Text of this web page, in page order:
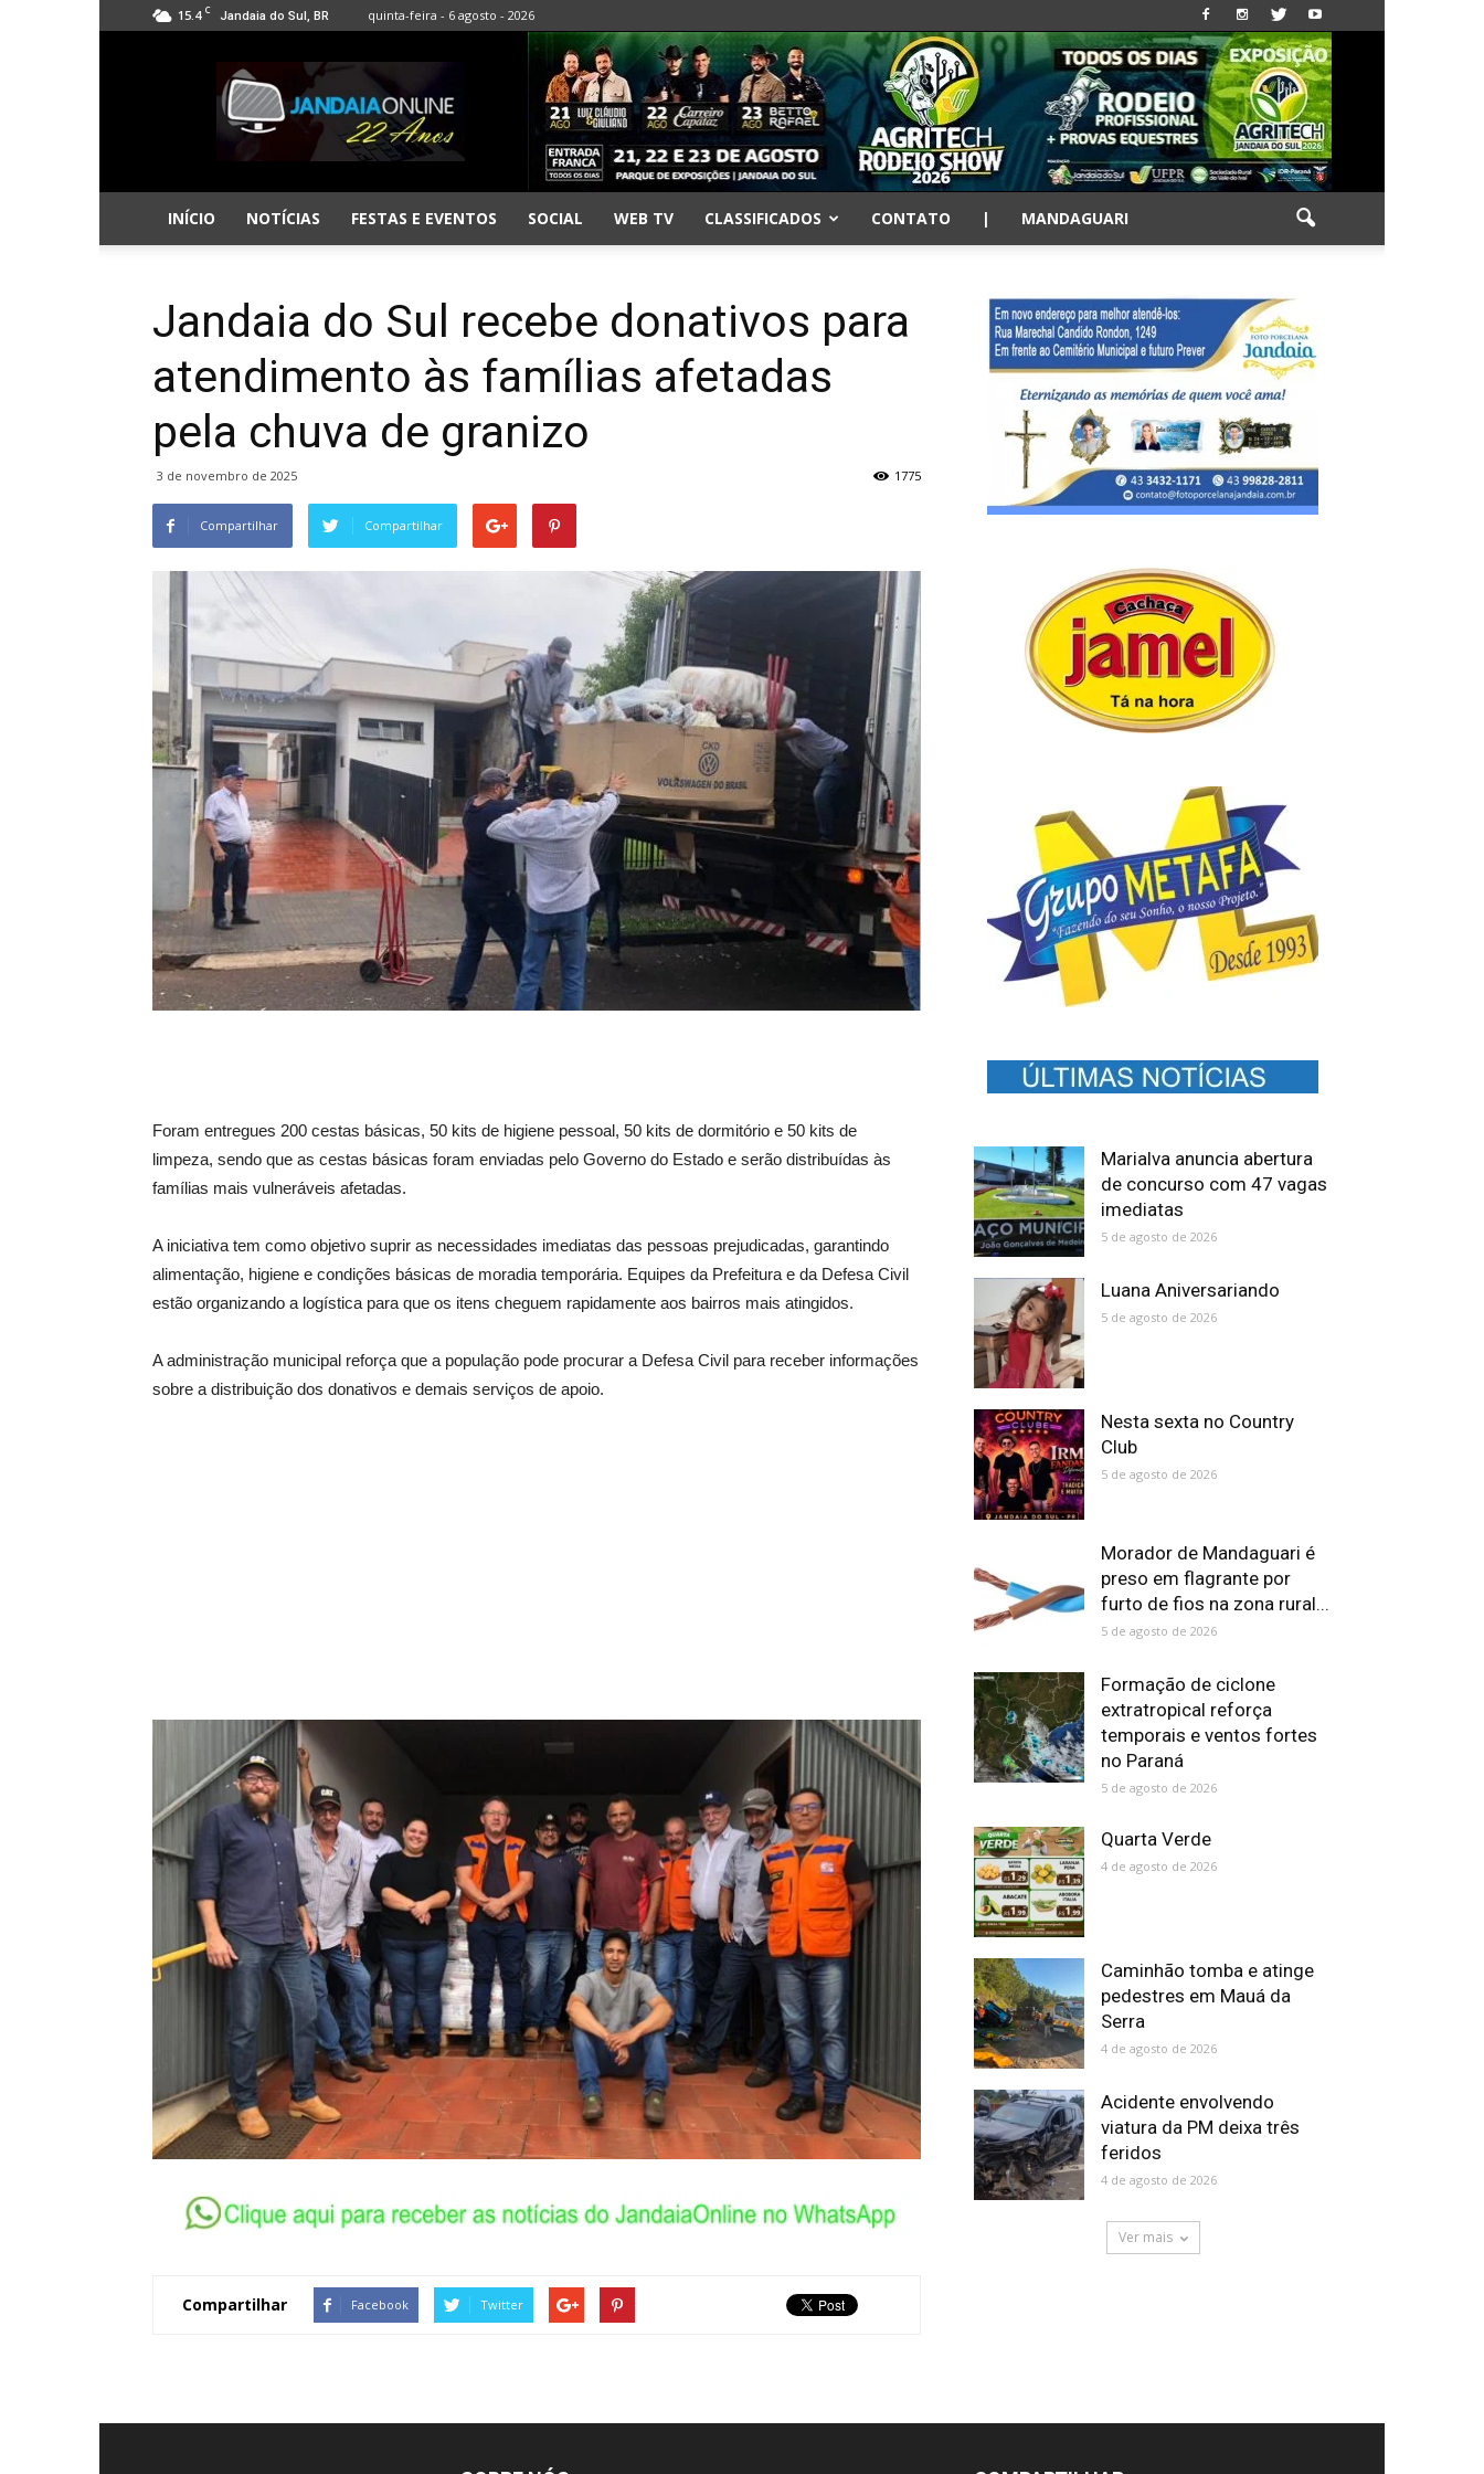
15.4 C Jandaia do Sul, BR quinta-feira - 6 agosto - 2026
Jandaia
Online
INÍCIO NOTÍCIAS FESTAS E EVENTOS SOCIAL WEB TV CLASSIFICADOS CONTATO | MANDAGUARI
Jandaia do Sul recebe donativos para
atendimento às famílias afetadas
pela chuva de granizo
3 de novembro de 2025 1775
Compartilhar Compartilhar
Foram entregues 200 cestas básicas, 50 kits de higiene pessoal, 50 kits de dormitório e 50 kits de
limpeza, sendo que as cestas básicas foram enviadas pelo Governo do Estado e serão distribuídas às
famílias mais vulneráveis afetadas.
A iniciativa tem como objetivo suprir as necessidades imediatas das pessoas prejudicadas, garantindo
alimentação, higiene e condições básicas de moradia temporária. Equipes da Prefeitura e da Defesa Civil
estão organizando a logística para que os itens cheguem rapidamente aos bairros mais atingidos.
A administração municipal reforça que a população pode procurar a Defesa Civil para receber informações
sobre a distribuição dos donativos e demais serviços de apoio.
Compartilhar Facebook Twitter
Marialva anuncia abertura
de concurso com 47 vagas
imediatas
5 de agosto de 2026
Luana Aniversariando
5 de agosto de 2026
Nesta sexta no Country
Club
5 de agosto de 2026
Morador de Mandaguari é
preso em flagrante por
furto de fios na zona rural...
5 de agosto de 2026
Formação de ciclone
extratropical reforça
temporais e ventos fortes
no Paraná
5 de agosto de 2026
Quarta Verde
4 de agosto de 2026
Caminhão tomba e atinge
pedestres em Mauá da
Serra
4 de agosto de 2026
Acidente envolvendo
viatura da PM deixa três
feridos
4 de agosto de 2026
Ver mais